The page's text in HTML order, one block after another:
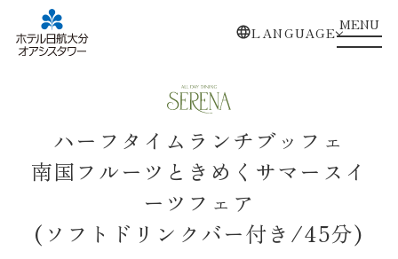
LANGUAGEMENU
ハーフタイムランチブッフェ
南国フルーツときめくサマースイ
ーツフェア
(ソフトドリンクバー付き/45分)